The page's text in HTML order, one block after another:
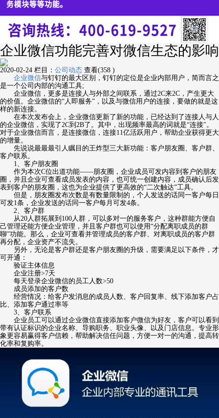
企业微信功能完善对微信生态的影响
2020-02-24 栏目： 公司动态 查看(358 )
企业微信与钉钉的最大区别，钉钉的定位是企业内部用户，简而言之
是一个公司内部的沟通工具;
企业微信，更多是连接人与外部之间联系，通过2C来2C，产生更大
的价值。企业微信的“人即服务”，以及与微信用户的连接，要做的就是这
样的新连接。
在本次发布会上，企业微信更新了新的功能，已经达到了连接人与人
的企业微信，实现了2C到2B了。其中，出现频率最高的词就是“连接"。
对于企业微信而言，是连接微信，连接11亿活跃用户，帮助企业获得更大
的增量。
先说说最最最引人瞩目的王炸型三大新功能：客户朋友圈、客户群、
客户联系。
1、客户朋友圈
作为本次C位出道功能——朋友圈，企业成员可发内容到客户的朋友
圈，并且企业可查看成员发表的内容，也可统一创建内容，成员确认后发
表到客户的朋友圈，这也为企业提供了更高效的“二次触达”工具。
但是，朋友圈发布次数是有数量限制的，个人发送的话同一客户每日
可发1条，企业发送的话同一客户每月可发4条。
2、客户群
从20人群拓展到100人群，可以多对一的服务客户，这种群能方便自
己管理还能方便企业管理，并且客户群也可以使用“分配离职成员的群
聊”功能。那么，企业可查看并管理成员的客户群、对离职成员的客户群
再分配，企业资产不流失。
另外，无论是客户群还是客户朋友圈的升级，需要满足以下条件，才
可开通：
验证主体信息
企业注册>7天
每天登录企业微信的员工人数>50
成员添加的客户数
经营情况：给客户发消息的成员人数、客户回复率、线下添加客户占
比、添加客户通过率等
3、客户联系
企业员工可以通过企业微信直接添加客户微信为好友，客户可以看到
带有认证标识的企业名称、导购职务、职业头像、以及门店信息。专业形
象更容易赢得客户信赖，帮助解决信任问题，方便一对一的沟通，提高转
化率和复购率。